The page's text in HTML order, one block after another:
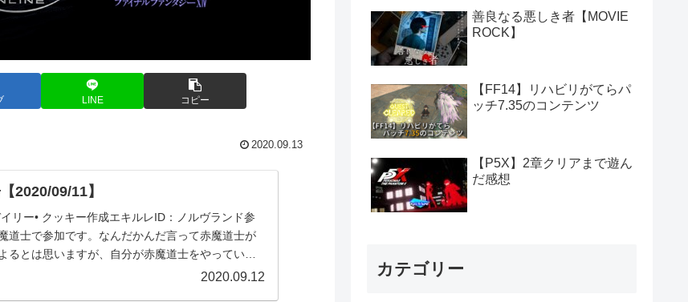
LINE コピー
2020.09.13
2020/09/11】
リー• クッキー作成エキルレID：ノルヴランド参
道士で参加です。なんだかんだ言って赤魔道士が
るとは思いますが、自分が赤魔道士をやっている
2020.09.12
善良なる悪しき者【MOVIE
ROCK】
【FF14】リハビリがてらパ
ッチ7.35のコンテンツ
【P5X】2章クリアまで遊ん
だ感想
カテゴリー